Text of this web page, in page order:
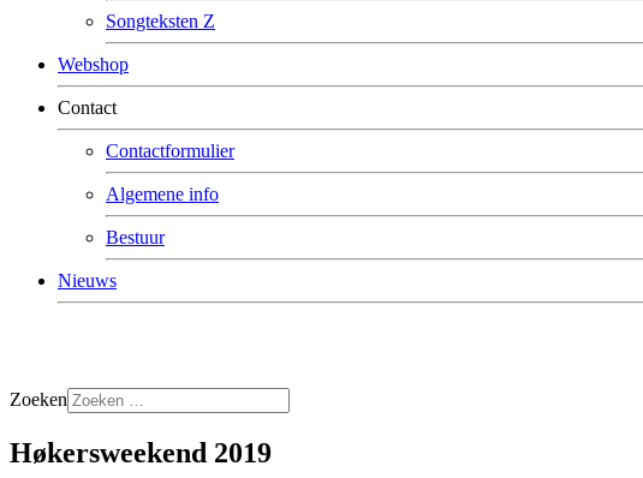
Songteksten Z
Webshop
Contact
Contactformulier
Algemene info
Bestuur
Nieuws
Zoeken
Høkersweekend 2019